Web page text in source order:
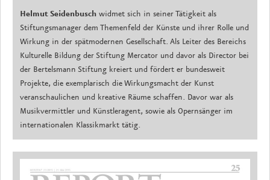
Helmut Seidenbusch widmet sich in seiner Tätigkeit als
Stiftungsmanager dem Themenfeld der Künste und ihrer Rolle und
Wirkung in der spätmodernen Gesellschaft. Als Leiter des Bereichs
Kulturelle Bildung der Stiftung Mercator und davor als Director bei
der Bertelsmann Stiftung kreiert und fördert er bundesweit
Projekte, die exemplarisch die Wirkungsmacht der Kunst
veranschaulichen und kreative Räume schaffen. Davor war als
Musikvermittler und Künstleragent, sowie als Opernsänger im
internationalen Klassikmarkt tätig.